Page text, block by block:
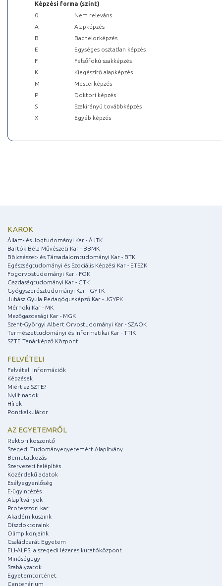
Képzési forma (szint)
0
Nem releváns
A
Alapképzés
B
Bachelorképzés
E
Egységes osztatlan képzés
F
Felsőfokú szakképzés
K
Kiegészítő alapképzés
M
Mesterképzés
P
Doktori képzés
S
Szakirányú továbbképzés
X
Egyéb képzés
KAROK
Állam- és Jogtudományi Kar - ÁJTK
Bartók Béla Művészeti Kar - BBMK
Bölcsészet- és Társadalomtudományi Kar - BTK
Egészségtudományi és Szociális Képzési Kar - ETSZK
Fogorvostudományi Kar - FOK
Gazdaságtudományi Kar - GTK
Gyógyszerésztudományi Kar - GYTK
Juhász Gyula Pedagógusképző Kar - JGYPK
Mérnöki Kar - MK
Mezőgazdasági Kar - MGK
Szent-Györgyi Albert Orvostudományi Kar - SZAOK
Természettudományi és Informatikai Kar - TTIK
SZTE Tanárképző Központ
FELVÉTELI
Felvételi információk
Képzések
Miért az SZTE?
Nyílt napok
Hírek
Pontkalkulátor
AZ EGYETEMRŐL
Rektori köszöntő
Szegedi Tudományegyetemért Alapítvány
Bemutatkozás
Szervezeti felépítés
Közérdekű adatok
Esélyegyenlőség
E-ügyintézés
Alapítványok
Professzori kar
Akadémikusaink
Díszdoktoraink
Olimpikonjaink
Családbarát Egyetem
ELI-ALPS, a szegedi lézeres kutatóközpont
Minőségügy
Szabályzatok
Egyetemtörténet
Centenárium